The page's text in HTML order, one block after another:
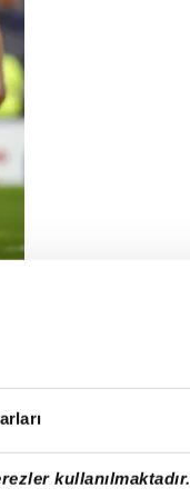
kullanılmaktadır.